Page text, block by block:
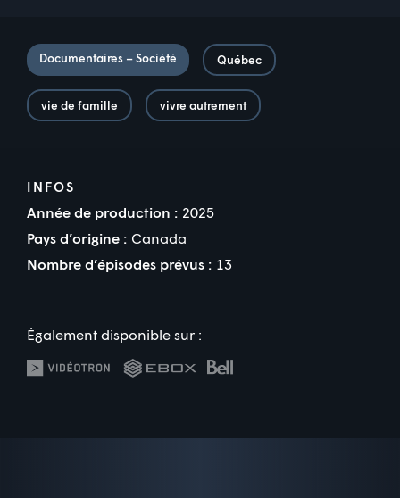
Documentaires – Société Québec
vie de famille vivre autrement
INFOS
Année de production : 2025
Pays d’origine : Canada
Nombre d’épisodes prévus : 13
Également disponible sur :